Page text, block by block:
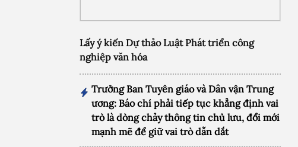
Lấy ý kiến Dự thảo Luật Phát triển công
nghiệp văn hóa
Trưởng Ban Tuyên giáo và Dân vận Trung
ương: Báo chí phải tiếp tục khẳng định vai
trò là dòng chảy thông tin chủ lưu, đổi mới
mạnh mẽ để giữ vai trò dẫn dắt